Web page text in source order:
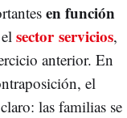
en función
sector servicios,
anterior. En
el
las familias se